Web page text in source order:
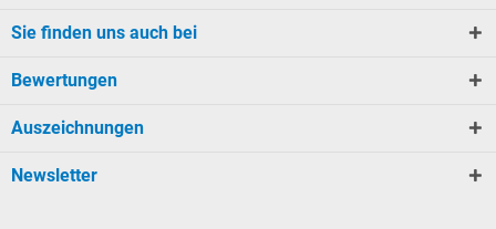
Sie finden uns auch bei
Bewertungen
Auszeichnungen
Newsletter